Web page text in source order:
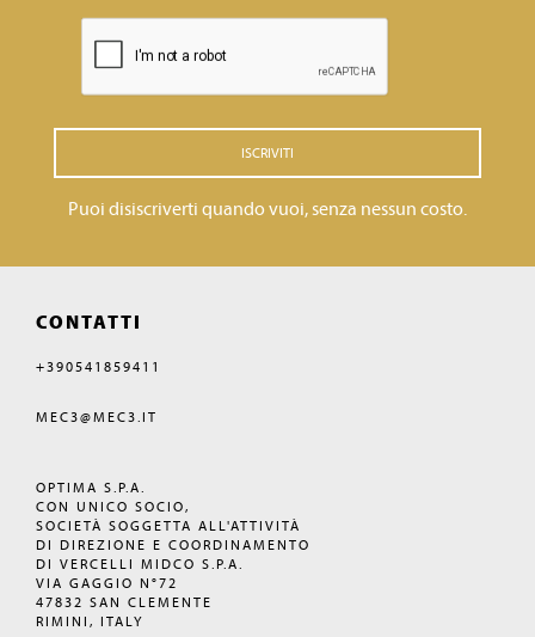
ISCRIVITI
Puoi disiscriverti quando vuoi, senza nessun costo.
CONTATTI
+390541859411
MEC3@MEC3.IT
OPTIMA S.P.A.
CON UNICO SOCIO,
SOCIETÀ SOGGETTA ALL'ATTIVITÀ
DI DIREZIONE E COORDINAMENTO
DI VERCELLI MIDCO S.P.A.
VIA GAGGIO N°72
47832 SAN CLEMENTE
RIMINI, ITALY